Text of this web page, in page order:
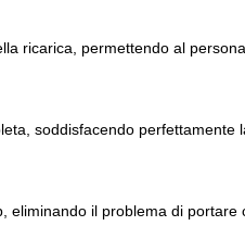
ricarica, permettendo al
soddisfacendo
il problema di